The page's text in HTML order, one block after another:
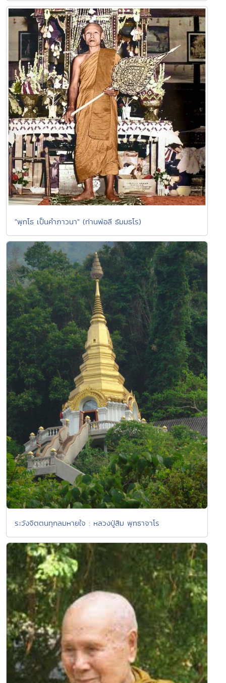
"พุทโธ เป็นคำภาวนา" (ท่านพ่อลี ธัมมธโร)
ระวังจิตตนทุกลมหายใจ : หลวงปู่สิม พุทธาจาโร